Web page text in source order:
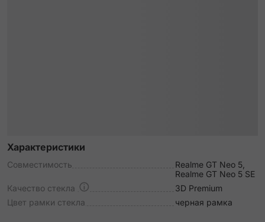
Характеристики
Совместимость
Realme GT Neo 5,
Realme GT Neo 5 SE
Качество стекла
3D Premium
Цвет рамки стекла
черная рамка